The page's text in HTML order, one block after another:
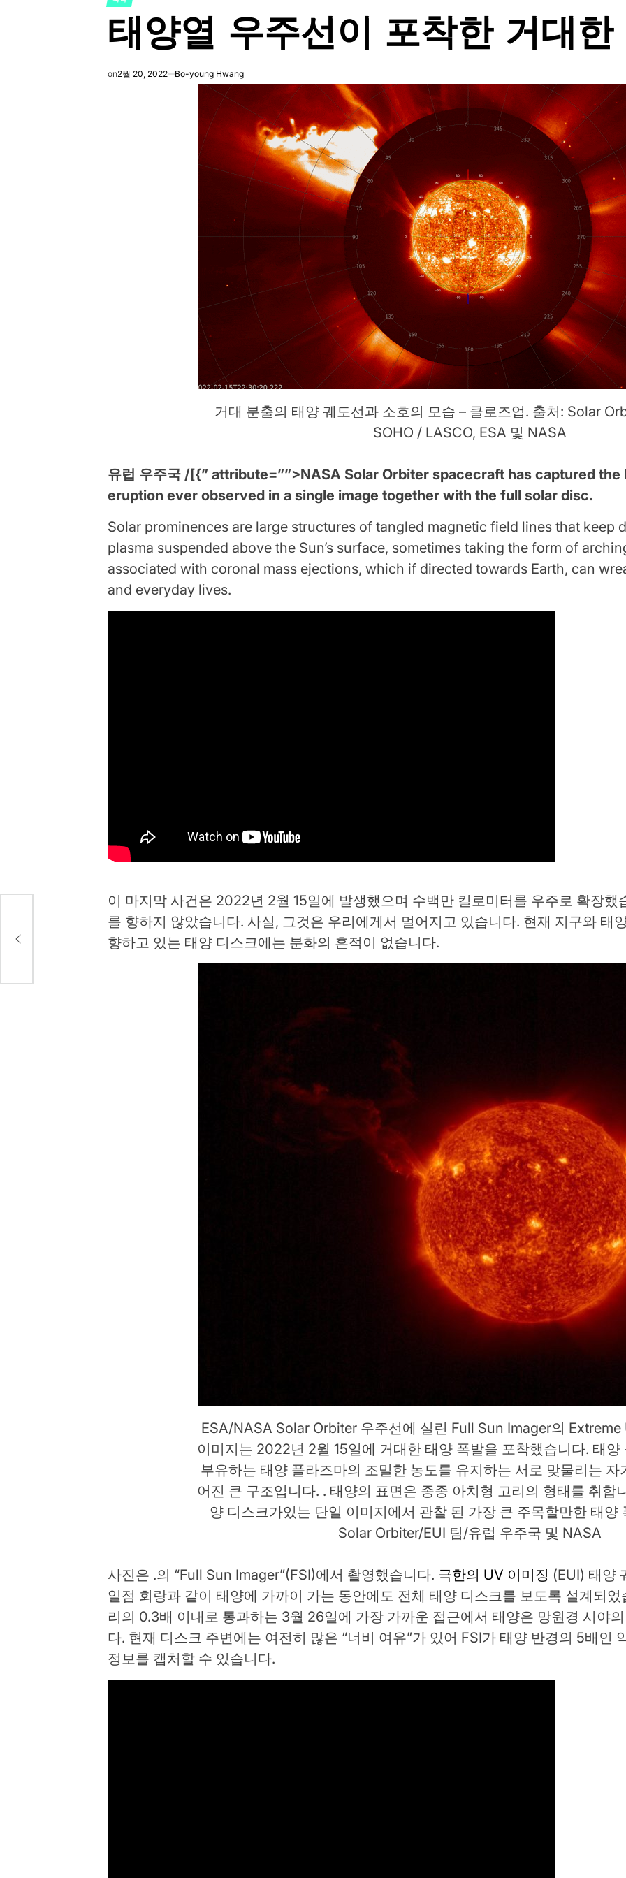
POSTED
IN
태양열 우주선이 포착한 거대
on2월 20, 2022 Bo-young Hwang
거대 분출의 태양 궤도선과 소호의 모습 – 클로즈업. 출처: Solar
SOHO / LASCO, ESA 및 NASA
유럽 ​​우주국 /[{” attribute=””>NASA Solar Orbiter spacecraft has captured
eruption ever observed in a single image together with the full solar disc.
Solar prominences are large structures of tangled magnetic field lines that keep
plasma suspended above the Sun’s surface, sometimes taking the form of
associated with coronal mass ejections, which if directed towards Earth, can
and everyday lives.
이 마지막 사건은 2022년 2월 15일에 발생했으며 수백만 킬로미터를 우주로 확장했
를 향하지 않았습니다. 사실, 그것은 우리에게서 멀어지고 있습니다. 현재 지구와 태
향하고 있는 태양 디스크에는 분화의 흔적이 없습니다.
ESA/NASA Solar Orbiter 우주선에 실린 Full Sun Imager의
이미지는 2022년 2월 15일에 거대한 태양 폭발을 포착했습니다. 태양
부유하는 태양 플라즈마의 조밀한 농도를 유지하는 서로 맞물리는 자
어진 큰 구조입니다. . 태양의 표면은 종종 아치형 고리의 형태를 취합
양 디스크가있는 단일 이미지에서 관찰 된 가장 큰 주목할만한 태양
Solar Orbiter/EUI 팀/유럽 우주국 및 NASA
사진은 .의 “Full Sun Imager”(FSI)에서 촬영했습니다. 극한의 UV 이미징 (EUI) 태양
일점 회랑과 같이 태양에 가까이 가는 동안에도 전체 태양 디스크를 보도록 설계되
리의 0.3배 이내로 통과하는 3월 26일에 가장 가까운 접근에서 태양은 망원경 시야
다. 현재 디스크 주변에는 여전히 많은 “너비 여유”가 있어 FSI가 태양 반경의 5배인
정보를 캡처할 수 있습니다.